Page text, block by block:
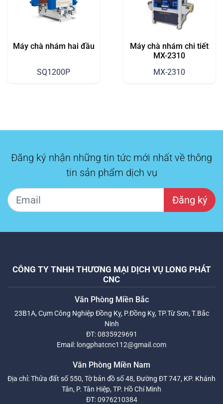
Máy chà nhám hai đầu
SQ1200P
Máy chà nhám chi tiết
MX-2310
MX-2310
Đăng ký nhận những tin tức mới nhất về thông
tin sản phẩm dịch vụ
Đăng ký
CÔNG TY TNHH THƯƠNG MẠI DỊCH VỤ LONG PHÁT
CNC
Văn Phòng Miền Bắc
23B1A, Cụm Công Nghiệp Đồng Kỵ, P.Đồng Kỵ, TP.Từ Sơn, T.Bắc
Ninh
ĐT:0835929691
Email: longphatcnc112@gmail.com
Văn Phòng Miền Nam
Địa chỉ: Thửa đất số 550, Tờ bản đồ số 48, Đường ĐT 747, KP. Khánh
Tân, P. Tân Hiệp, TP. Hồ Chí Minh
ĐT:0976210384